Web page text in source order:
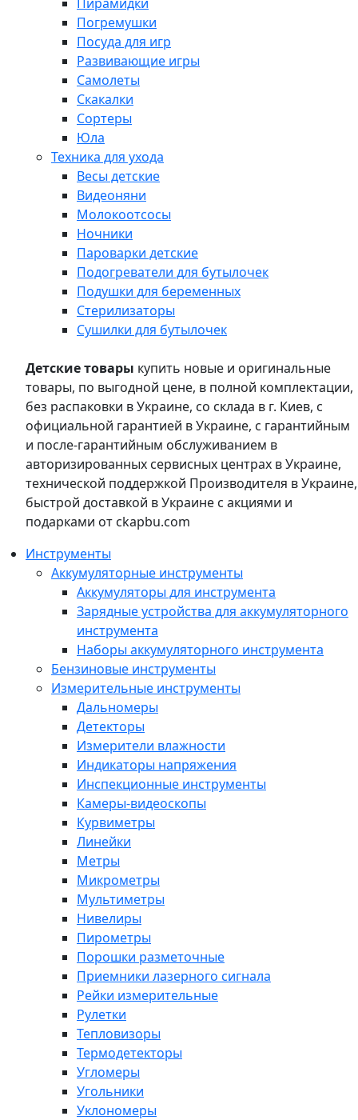
Погремушки
Посуда для игр
Развивающие игры
Самолеты
Скакалки
Сортеры
Юла
Техника для ухода
Весы детские
Видеоняни
Молокоотсосы
Ночники
Пароварки детские
Подогреватели для бутылочек
Подушки для беременных
Стерилизаторы
Сушилки для бутылочек
Детские товары купить новые и оригинальные
товары, по выгодной цене, в полной комплектации,
без распаковки в Украине, со склада в г. Киев, с
официальной гарантией в Украине, с гарантийным
и после-гарантийным обслуживанием в
авторизированных сервисных центрах в Украине,
технической поддержкой Производителя в Украине,
быстрой доставкой в Украине с акциями и
подарками от ckapbu.com
Инструменты
Аккумуляторные инструменты
Аккумуляторы для инструмента
Зарядные устройства для аккумуляторного
инструмента
Наборы аккумуляторного инструмента
Бензиновые инструменты
Измерительные инструменты
Дальномеры
Детекторы
Измерители влажности
Индикаторы напряжения
Инспекционные инструменты
Камеры-видеоскопы
Курвиметры
Линейки
Метры
Микрометры
Мультиметры
Нивелиры
Пирометры
Порошки разметочные
Приемники лазерного сигнала
Рейки измерительные
Рулетки
Тепловизоры
Термодетекторы
Угломеры
Угольники
Уклономеры